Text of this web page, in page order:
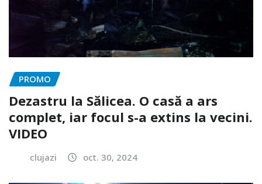
PROMO
Dezastru la Sălicea. O casă a ars
complet, iar focul s-a extins la vecini.
VIDEO
clujazi oct. 30, 2024